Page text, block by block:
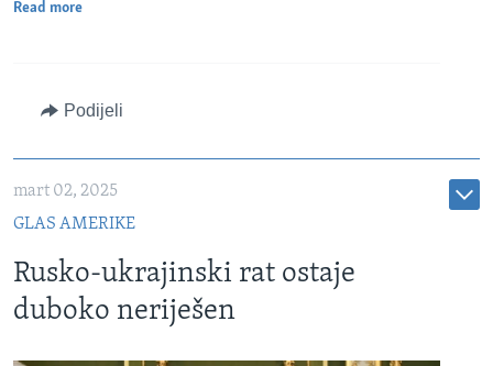
Read more
Podijeli
mart 02, 2025
GLAS AMERIKE
Rusko-ukrajinski rat ostaje
duboko neriješen